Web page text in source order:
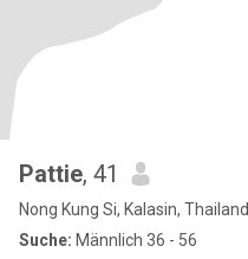
Pattie, 41
Nong Kung Si, Kalasin, Thailand
Suche: Männlich 36 - 56